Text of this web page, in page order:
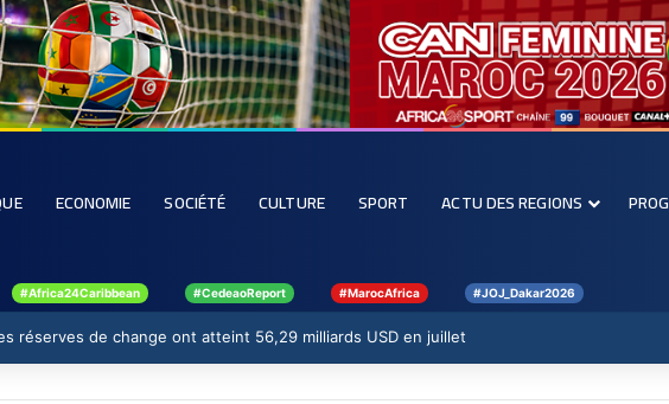
ECONOMIE SOCIÉTÉ CULTURE SPORT ACTU DES REGIONS
#Africa24Caribbean #CedeaoReport #MarocAfrica #JOJ_Dakar2026
réserves de change ont atteint 56,29 milliards USD en juillet